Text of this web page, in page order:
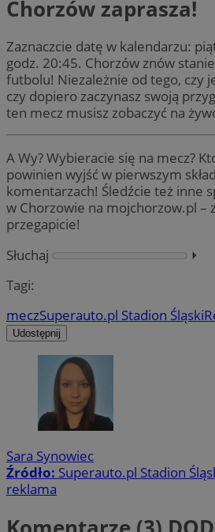
Chorzów zaprasza!
Zaznaczcie datę w kalendarzu:
godz. 20:45. Chorzów znów
futbolu! Niezależnie od tego, czy
czy dopiero zaczynasz swoją
ten mecz musisz zobaczyć na
A Wy? Wybieracie się na mecz?
powinien wyjść w pierwszym
komentarzach! Śledźcie też inne
w Chorzowie na mojchorzow.pl –
przegapicie!
Słuchaj
⏵︎
Tagi:
meczSuperauto.pl Stadion Śląski
Udostępnij
Sara Synowiec
Źródło: Superauto.pl Stadion
reklama